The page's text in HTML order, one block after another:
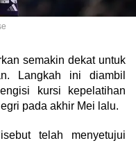
semakin dekat untuk
Langkah ini diambil
kursi kepelatihan
pada akhir Mei lalu.
telah menyetujui